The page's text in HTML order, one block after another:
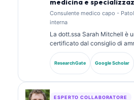
medicina e
Consulente medico capo -
interna
La dott.ssa Sarah Mitchell è
certificato dal consiglio di
18 anni di esperienza in
analisi diagnostica. Possiede
specializzazione in chimica
ResearchGate Google Scholar
ESPERTO COLLABORATORE